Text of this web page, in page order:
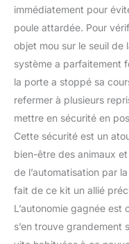
immédiatement pour
poule attardée. Pour
objet mou sur le seuil
système a parfaitement
la porte a stoppé sa
refermer à plusieurs
mettre en sécurité en
Cette sécurité est un
bien-être des animaux
de l’automatisation par
fait de ce kit un allié
L’autonomie gagnée
s’en trouve grandement